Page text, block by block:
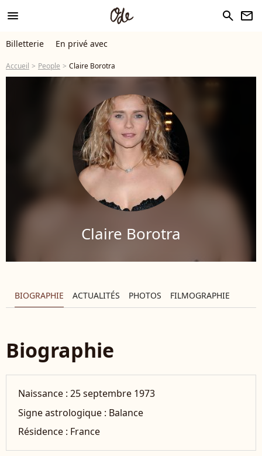
menu search newsletter
Billetterie En privé avec
Accueil People Claire Borotra
Claire Borotra
BIOGRAPHIE ACTUALITÉS PHOTOS FILMOGRAPHIE
Biographie
Naissance :25 septembre 1973
Signe astrologique : Balance
Résidence : France